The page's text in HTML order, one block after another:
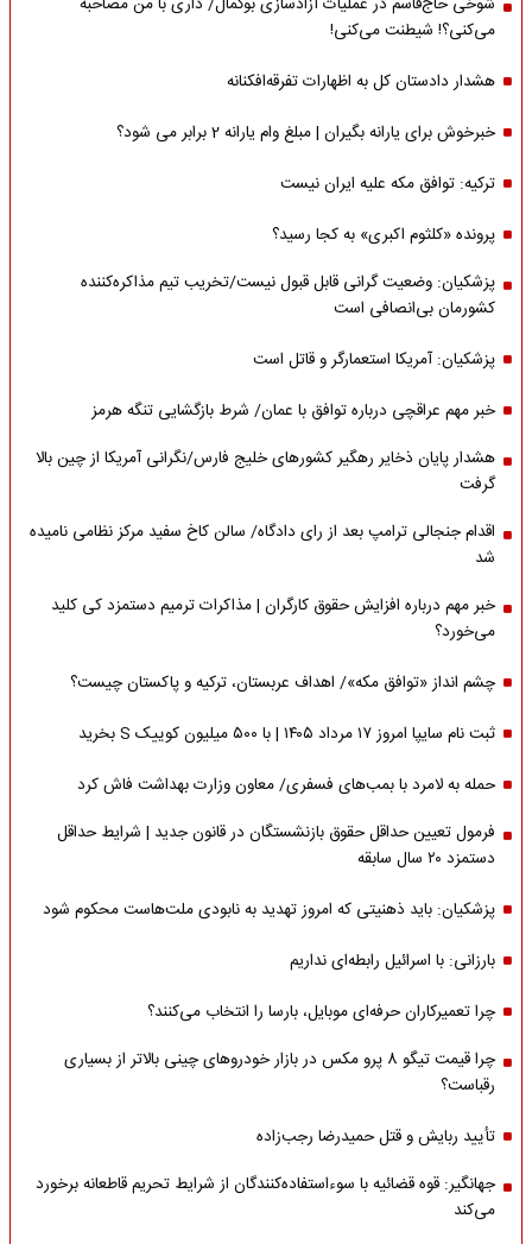
می‌کنی؟! شیطنت می‌کنی!
هشدار دادستان کل به اظهارات تفرقه‌افکنانه
خبرخوش برای یارانه بگیران | مبلغ وام یارانه 2 برابر می شود؟
ترکیه: توافق مکه علیه ایران نیست
پرونده «کلثوم اکبری» به کجا رسید؟
پزشکیان: وضعیت گرانی قابل قبول نیست/تخریب تیم مذاکره‌کننده
کشورمان بی‌انصافی است
پزشکیان: آمریکا استعمارگر و قاتل است
خبر مهم عراقچی درباره توافق با عمان/ شرط بازگشایی تنگه هرمز
هشدار پایان ذخایر رهگیر کشورهای خلیج فارس/نگرانی آمریکا از چین بالا
گرفت
اقدام جنجالی ترامپ بعد از رای دادگاه/ سالن کاخ سفید مرکز نظامی نامیده
شد
خبر مهم درباره افزایش حقوق کارگران | مذاکرات ترمیم دستمزد کی کلید
می‌خورد؟
چشم انداز «توافق مکه»/ اهداف عربستان، ترکیه و پاکستان چیست؟
ثبت نام سایپا امروز ۱۷ مرداد ۱۴۰۵ | با ۵۰۰ میلیون کوییک S بخرید
حمله به لامرد با بمب‌های فسفری/ معاون وزارت بهداشت فاش کرد
فرمول تعیین حداقل حقوق بازنشستگان در قانون جدید | شرایط حداقل
دستمزد ۲۰ سال سابقه
پزشکیان: باید ذهنیتی که امروز تهدید به نابودی ملت‌هاست محکوم شود
بارزانی: با اسرائیل رابطه‌ای نداریم
چرا تعمیرکاران حرفه‌ای موبایل، بارسا را انتخاب می‌کنند؟
چرا قیمت تیگو 8 پرو مکس در بازار خودروهای چینی بالاتر از بسیاری
رقباست؟
تأیید ربایش و قتل حمیدرضا رجب‌زاده
جهانگیر: قوه قضائیه با سوءاستفاده‌کنندگان از شرایط تحریم قاطعانه برخورد
می‌کند